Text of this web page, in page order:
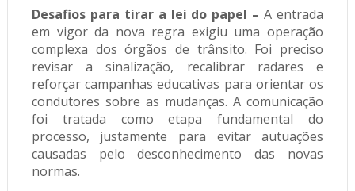
Desafios para tirar a lei do papel –A entrada
em vigor da nova regra exigiu uma operação
complexa dos órgãos de trânsito. Foi preciso
revisar a sinalização, recalibrar radares e
reforçar campanhas educativas para orientar os
condutores sobre as mudanças. A comunicação
foi tratada como etapa fundamental do
processo, justamente para evitar autuações
causadas pelo desconhecimento das novas
normas.